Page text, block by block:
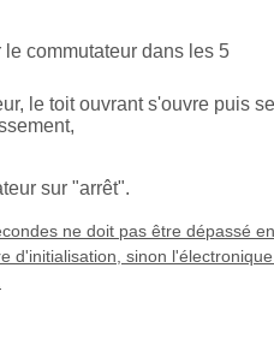
commutateur dans les 5
le toit ouvrant s'ouvre puis se
sur "arrêt".
ne doit pas être dépassé
d'initialisation, sinon